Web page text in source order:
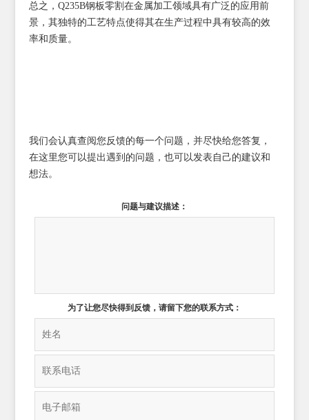
总之，Q235B钢板零割在金属加工领域具有广泛的应用前
景，其独特的工艺特点使得其在生产过程中具有较高的效
率和质量。
我们会认真查阅您反馈的每一个问题，并尽快给您答复，
在这里您可以提出遇到的问题，也可以发表自己的建议和
想法。
问题与建议描述：
为了让您尽快得到反馈，请留下您的联系方式：